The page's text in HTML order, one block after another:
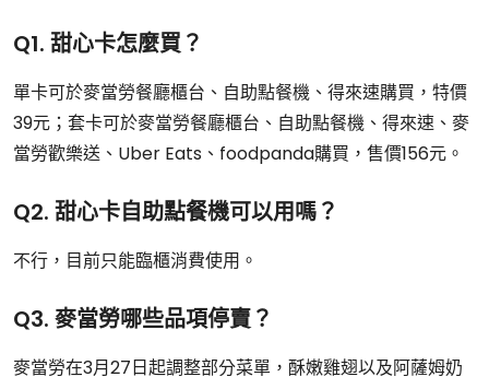
Q1. 甜心卡怎麼買？
單卡可於麥當勞餐廳櫃台、自助點餐機、得來速購買，特價
39元；套卡可於麥當勞餐廳櫃台、自助點餐機、得來速、麥
當勞歡樂送、Uber Eats、foodpanda購買，售價156元。
Q2. 甜心卡自助點餐機可以用嗎？
不行，目前只能臨櫃消費使用。
Q3. 麥當勞哪些品項停賣？
麥當勞在3月27日起調整部分菜單，酥嫩雞翅以及阿薩姆奶